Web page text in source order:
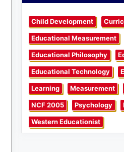
Child Development
Educational Measurement
Educational Philosophy
Educational Technology
Learning Measurement
NCF 2005 Psychology
Western Educationist